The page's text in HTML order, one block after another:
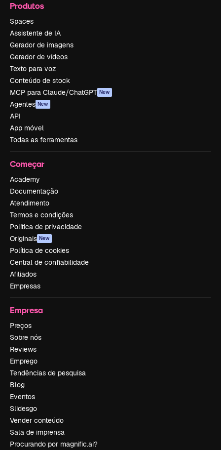
Produtos
Spaces
Assistente de IA
Gerador de imagens
Gerador de vídeos
Texto para voz
Conteúdo de stock
MCP para Claude/ChatGPT New
Agentes New
API
App móvel
Todas as ferramentas
Começar
Academy
Documentação
Atendimento
Termos e condições
Política de privacidade
Originais New
Política de cookies
Central de confiabilidade
Afiliados
Empresas
Empresa
Preços
Sobre nós
Reviews
Emprego
Tendências de pesquisa
Blog
Eventos
Slidesgo
Vender conteúdo
Sala de imprensa
Procurando por magnific.ai?